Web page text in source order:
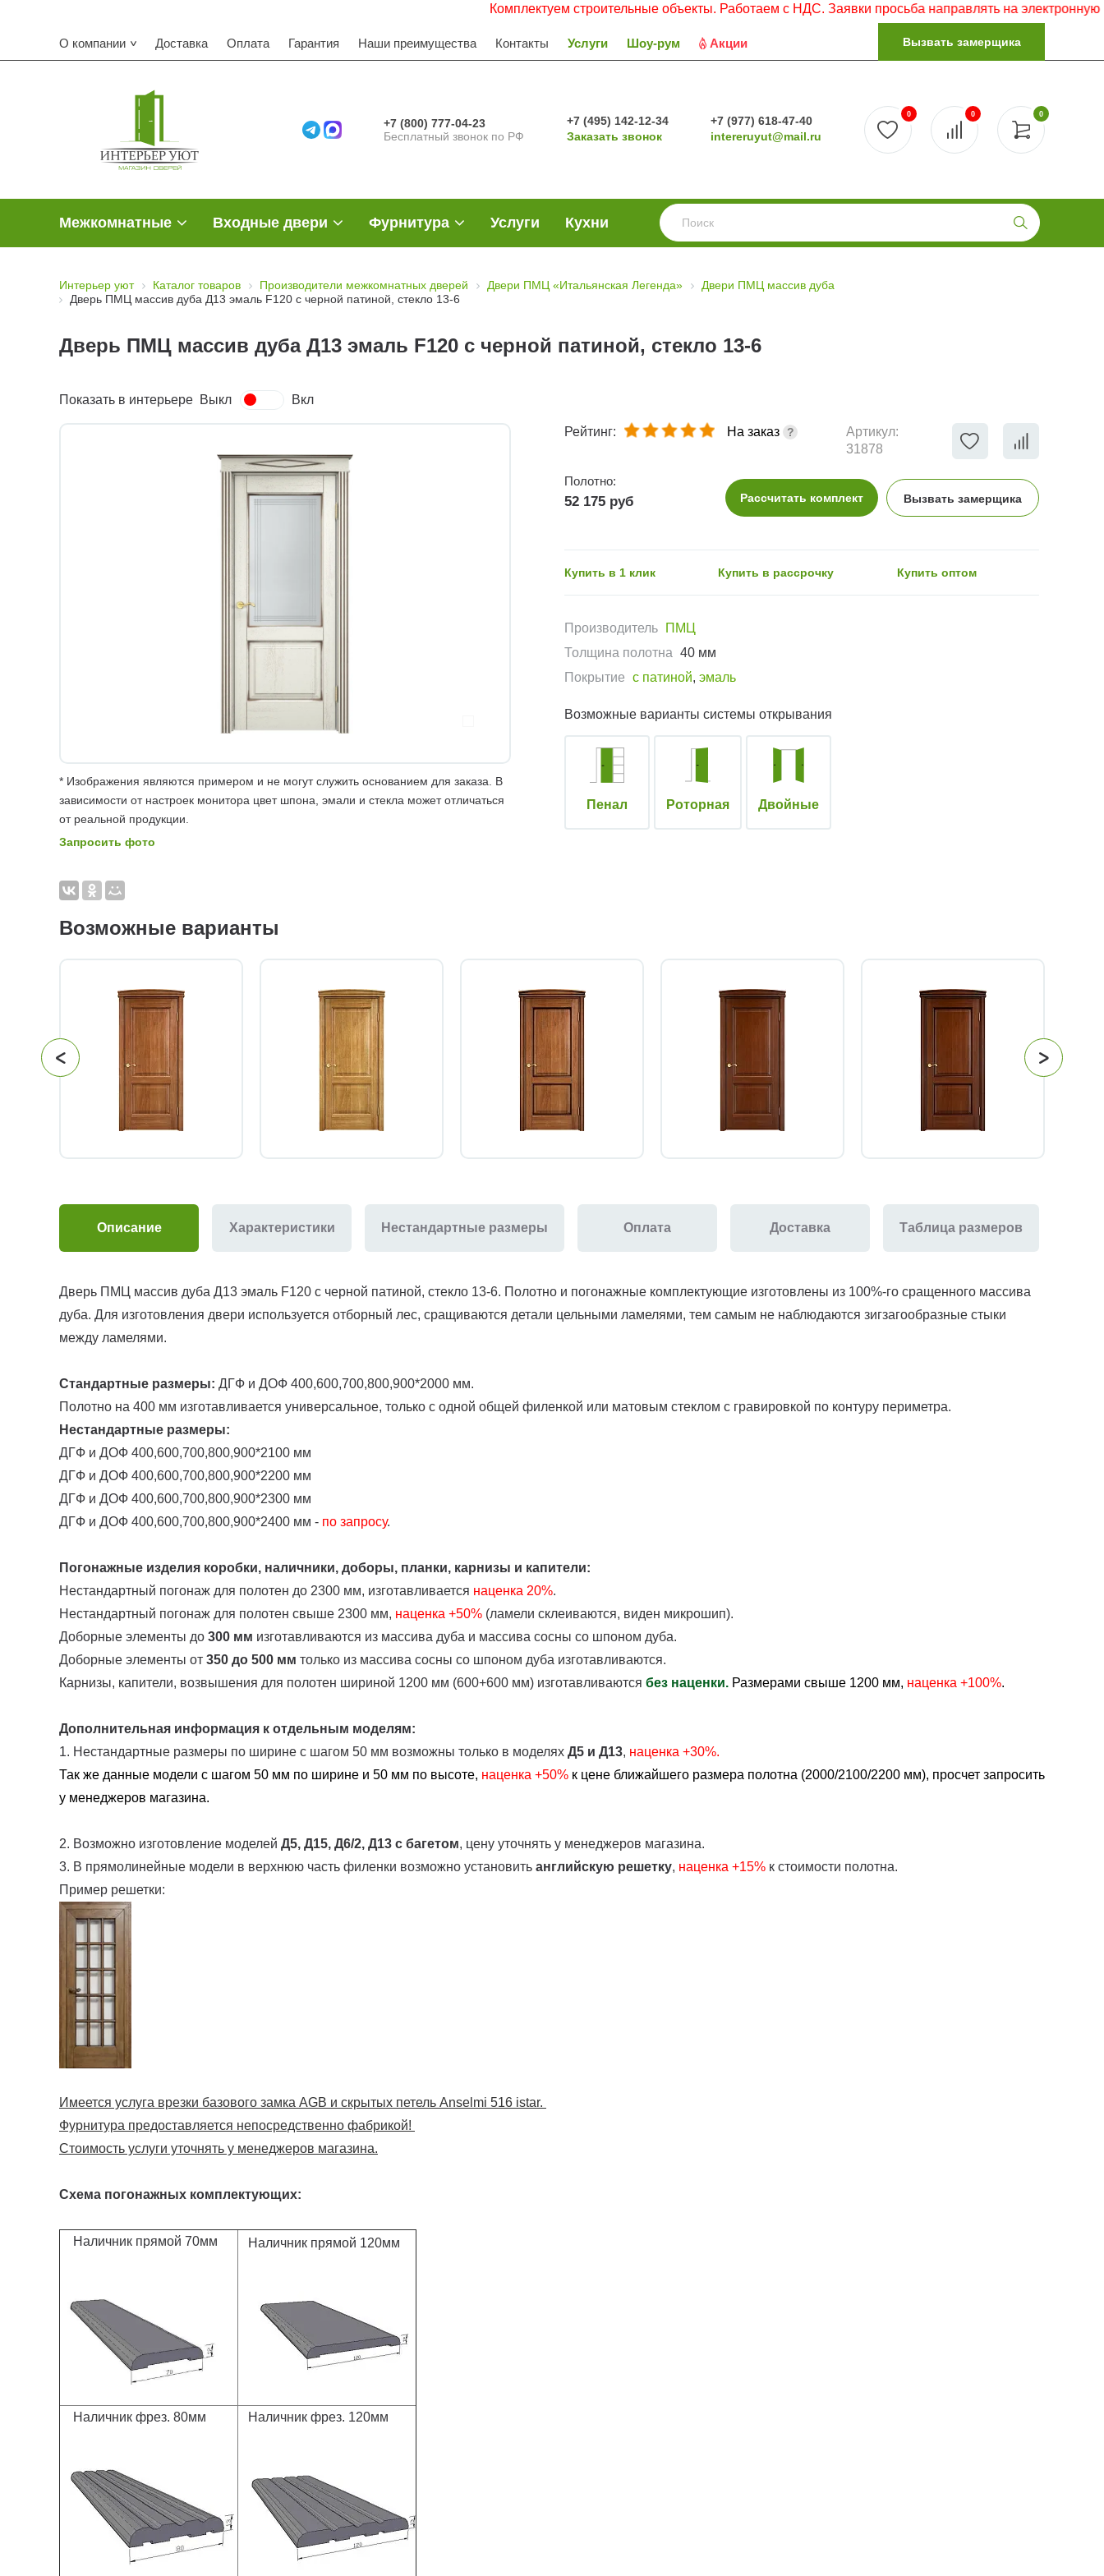
Комплектуем строительные объекты. Работаем с НДС. Заявки просьба направлять на электронную почту.
О компании Доставка Оплата Гарантия Наши преимущества Контакты Услуги Шоу-рум Акции Вызвать замерщика
+7 (800) 777-04-23
Бесплатный звонок по РФ
+7 (495) 142-12-34
Заказать звонок
+7 (977) 618-47-40
intereruyut@mail.ru
0
0 0
Межкомнатные Входные двери Фурнитура Услуги Кухни
Интерьер уют Каталог товаров Производители межкомнатных дверей Двери ПМЦ «Итальянская Легенда»
Двери ПМЦ массив дуба
Дверь ПМЦ массив дуба Д13 эмаль F120 с черной патиной, стекло 13-6
Дверь ПМЦ массив дуба Д13 эмаль F120 с черной патиной, стекло 13-6
Показать в интерьере Выкл Вкл
* Изображения являются примером и не могут служить основанием для заказа. В
зависимости от настроек монитора цвет шпона, эмали и стекла может отличаться
от реальной продукции.
Запросить фото
Рейтинг: На заказ
Артикул:
31878
Полотно:
52 175 руб Рассчитать комплект Вызвать замерщика
Купить в 1 клик Купить в рассрочку Купить оптом
Производитель
ПМЦ
Толщина полотна 40 мм
Покрытие с патиной, эмаль
Возможные варианты системы открывания
Пенал Роторная Двойные
Возможные варианты
Описание Характеристики Нестандартные размеры Оплата Доставка Таблица размеров
Дверь ПМЦ массив дуба Д13 эмаль F120 с черной патиной, стекло 13-6. Полотно и погонажные комплектующие изготовлены из 100%-го сращенного массива
дуба. Для изготовления двери используется отборный лес, сращиваются детали цельными ламелями, тем самым не наблюдаются зигзагообразные стыки
между ламелями.
Стандартные размеры: ДГФ и ДОФ 400,600,700,800,900*2000 мм.
Полотно на 400 мм изготавливается универсальное, только с одной общей филенкой или матовым стеклом с гравировкой по контуру периметра.
Нестандартные размеры:
ДГФ и ДОФ 400,600,700,800,900*2100 мм
ДГФ и ДОФ 400,600,700,800,900*2200 мм
ДГФ и ДОФ 400,600,700,800,900*2300 мм
ДГФ и ДОФ 400,600,700,800,900*2400 мм - по запросу.
Погонажные изделия коробки, наличники, доборы, планки, карнизы и капители:
Нестандартный погонаж для полотен до 2300 мм, изготавливается наценка 20%.
Нестандартный погонаж для полотен свыше 2300 мм, наценка +50% (ламели склеиваются, виден микрошип).
Доборные элементы до 300 мм изготавливаются из массива дуба и массива сосны со шпоном дуба.
Доборные элементы от 350 до 500 мм только из массива сосны со шпоном дуба изготавливаются.
Карнизы, капители, возвышения для полотен шириной 1200 мм (600+600 мм) изготавливаются без наценки. Размерами свыше 1200 мм, наценка +100%.
Дополнительная информация к отдельным моделям:
1. Нестандартные размеры по ширине с шагом 50 мм возможны только в моделях Д5 и Д13, наценка +30%.
Так же данные модели с шагом 50 мм по ширине и 50 мм по высоте, наценка +50% к цене ближайшего размера полотна (2000/2100/2200 мм), просчет запросить
у менеджеров магазина.
2. Возможно изготовление моделей Д5, Д15, Д6/2, Д13 с багетом, цену уточнять у менеджеров магазина.
3. В прямолинейные модели в верхнюю часть филенки возможно установить английскую решетку, наценка +15% к стоимости полотна.
Пример решетки:
Имеется услуга врезки базового замка AGB и скрытых петель Anselmi 516 istar.
Фурнитура предоставляется непосредственно фабрикой!
Стоимость услуги уточнять у менеджеров магазина.
Схема погонажных комплектующих:
Наличник прямой 70мм Наличник прямой 120мм
Наличник фрез. 80мм Наличник фрез. 120мм